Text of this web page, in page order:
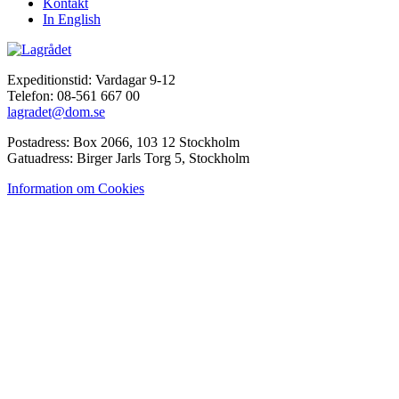
In English
Expeditionstid: Vardagar 9-12
Telefon: 08-561 667 00
lagradet@dom.se
Postadress: Box 2066, 103 12 Stockholm
Gatuadress: Birger Jarls Torg 5, Stockholm
Information om Cookies